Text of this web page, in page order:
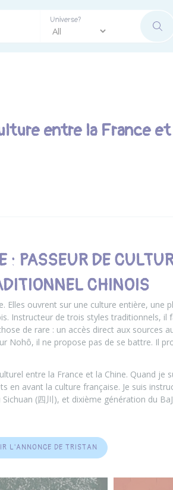
Universe?
entre la France
PASSEUR DE
CHINOIS
Elles ouvrent sur une culture entière, une
Instructeur de trois styles traditionnels, il
de rare : un accès direct aux sources
Nohô, il ne propose pas de se battre. Il
entre la France et la Chine. Quand je
en avant la culture française. Je suis
(四川), et dixième génération du
L'ANNONCE DE TRISTAN